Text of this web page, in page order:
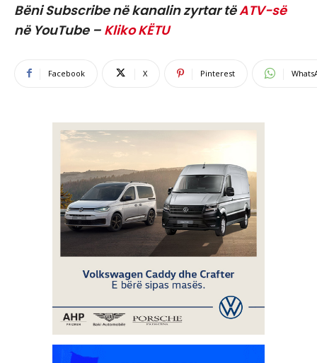
Bëni Subscribe në kanalin zyrtar tëATV-së
në YouTube – Kliko KËTU
Facebook X Pinterest